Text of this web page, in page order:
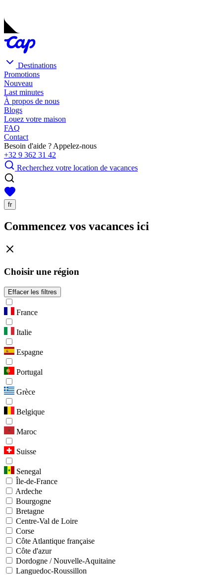
Destinations
Promotions
Nouveau
Last minutes
À propos de nous
Blogs
Louez votre maison
FAQ
Contact
Besoin d'aide ? Appelez-nous
+32 9 362 31 42
Recherchez votre location de vacances
fr
Commencez vos vacances ici
Choisir une région
Effacer les filtres
France
Italie
Espagne
Portugal
Grèce
Belgique
Maroc
Suisse
Senegal
Île-de-France
Ardeche
Bourgogne
Bretagne
Centre-Val de Loire
Corse
Côte Atlantique française
Côte d'azur
Dordogne / Nouvelle-Aquitaine
Languedoc-Roussillon